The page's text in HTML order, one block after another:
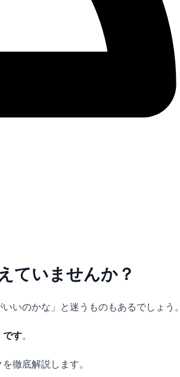
ていませんか？
いのかな」と迷うものもあるでしょう。
です。
徹底解説します。